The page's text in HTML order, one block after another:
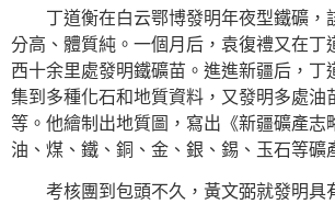
丁道衡在白云鄂博發明年夜型鐵礦，
分高、體質純。一個月后，袁復禮又在丁
西十余里處發明鐵礦苗。進進新疆后，丁
集到多種化石和地質資料，又發明多處油
等。他繪制出地質圖，寫出《新疆礦產志
油、煤、鐵、銅、金、銀、錫、玉石等礦
考核團到包頭不久，黃文弼就發明具